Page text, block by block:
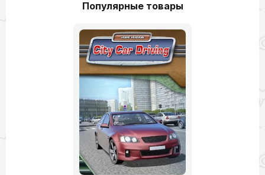
Популярные товары